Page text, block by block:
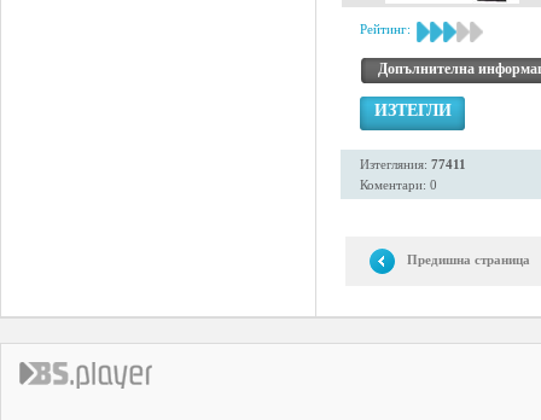
Рейтинг:
Допълнителна
ИЗТЕГЛИ
Изтегляния: 77411
Коментари: 0
Предишна страница